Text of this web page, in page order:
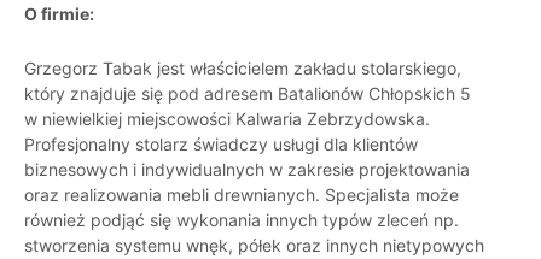
O firmie:
Grzegorz Tabak jest właścicielem zakładu stolarskiego,
który znajduje się pod adresem Batalionów Chłopskich 5
w niewielkiej miejscowości Kalwaria Zebrzydowska.
Profesjonalny stolarz świadczy usługi dla klientów
biznesowych i indywidualnych w zakresie projektowania
oraz realizowania mebli drewnianych. Specjalista może
również podjąć się wykonania innych typów zleceń np.
stworzenia systemu wnęk, półek oraz innych nietypowych